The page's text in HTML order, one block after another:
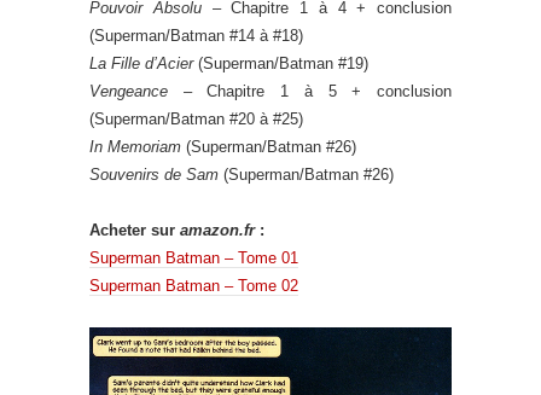
Pouvoir Absolu– Chapitre 1 à 4 + conclusion
(Superman/Batman #14 à #18)
La Fille d’Acier(Superman/Batman #19)
Vengeance – Chapitre 1 à 5 + conclusion
(Superman/Batman #20 à #25)
In Memoriam (Superman/Batman #26)
Souvenirs de Sam (Superman/Batman #26)
Acheter sur amazon.fr:
Superman Batman – Tome 01
Superman Batman – Tome 02